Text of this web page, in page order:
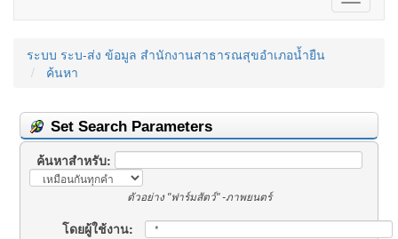
ระบบ ระบ-ส่ง ข้อมูล สำนักงานสาธารณสุขอำเภอน้ำยืน
ค้นหา
Set Search Parameters
ค้นหาสำหรับ:
ตัวอย่าง"ฟาร์มสัตว์" -ภาพยนตร์
โดยผู้ใช้งาน: